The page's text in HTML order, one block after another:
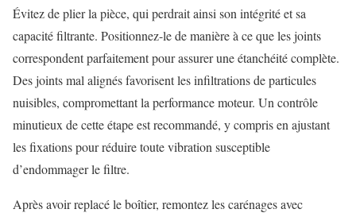
Évitez de plier la pièce, qui perdrait ainsi son intégrité et sa
capacité filtrante. Positionnez-le de manière à ce que les joints
correspondent parfaitement pour assurer une étanchéité complète.
Des joints mal alignés favorisent les infiltrations de particules
nuisibles, compromettant la performance moteur. Un contrôle
minutieux de cette étape est recommandé, y compris en ajustant
les fixations pour réduire toute vibration susceptible
d’endommager le filtre.
Après avoir replacé le boîtier, remontez les carénages avec